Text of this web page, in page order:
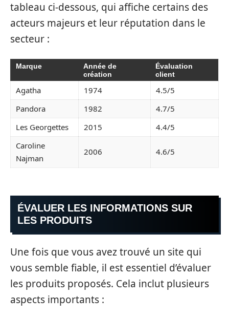
tableau ci-dessous, qui affiche certains des
acteurs majeurs et leur réputation dans le
secteur :
Marque
Année de
création
Évaluation
client
Agatha 1974
4.5/5
Pandora
1982
4.7/5
Les Georgettes
2015
4.4/5
Caroline
Najman
2006 4.6/5
ÉVALUER LES INFORMATIONS SUR
LES PRODUITS
Une fois que vous avez trouvé un site qui
vous semble fiable, il est essentiel d’évaluer
les produits proposés. Cela inclut plusieurs
aspects importants :